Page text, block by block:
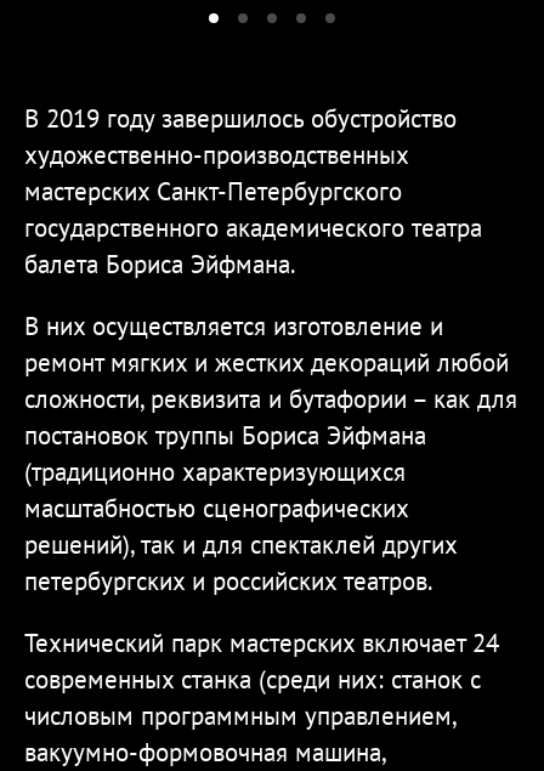
В 2019 году завершилось обустройство
художественно-производственных
мастерских Санкт-Петербургского
государственного академического театра
балета Бориса Эйфмана.
В них осуществляется изготовление и
ремонт мягких и жестких декораций любой
сложности, реквизита и бутафории – как для
постановок труппы Бориса Эйфмана
(традиционно характеризующихся
масштабностью сценографических
решений), так и для спектаклей других
петербургских и российских театров.
Технический парк мастерских включает 24
современных станка (среди них: станок с
числовым программным управлением,
вакуумно-формовочная машина,